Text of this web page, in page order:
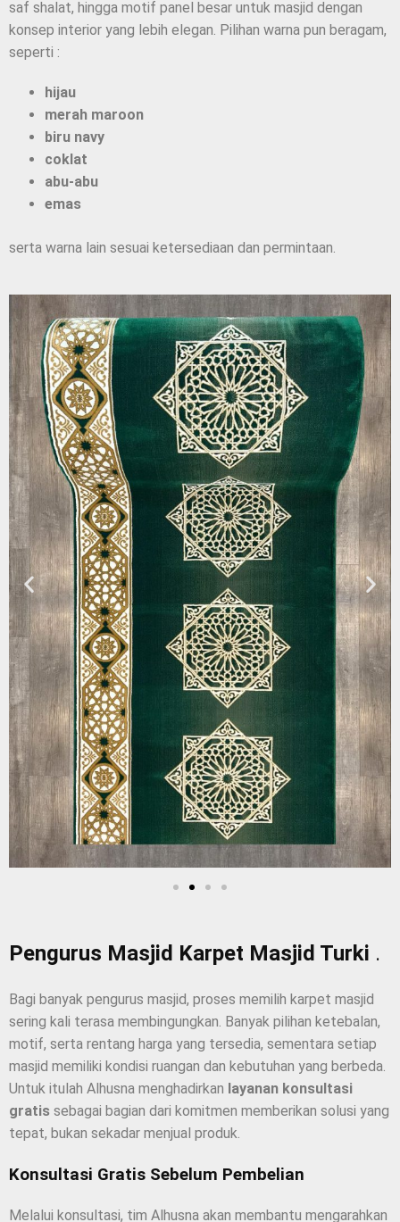
saf shalat, hingga motif panel besar untuk masjid dengan
konsep interior yang lebih elegan. Pilihan warna pun beragam,
seperti :
hijau
merah maroon
biru navy
coklat
abu-abu
emas
serta warna lain sesuai ketersediaan dan permintaan.
Pengurus Masjid Karpet Masjid Turki .
Bagi banyak pengurus masjid, proses memilih karpet masjid
sering kali terasa membingungkan. Banyak pilihan ketebalan,
motif, serta rentang harga yang tersedia, sementara setiap
masjid memiliki kondisi ruangan dan kebutuhan yang berbeda.
Untuk itulah Alhusna menghadirkan layanan konsultasi
gratis sebagai bagian dari komitmen memberikan solusi yang
tepat, bukan sekadar menjual produk.
Konsultasi Gratis Sebelum Pembelian
Melalui konsultasi, tim Alhusna akan membantu mengarahkan